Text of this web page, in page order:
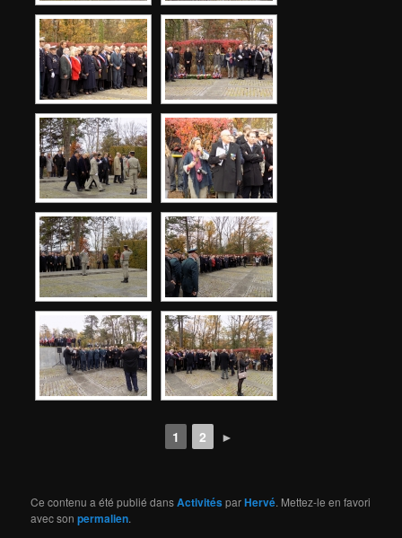
1 2 ►
Ce contenu a été publié dansActivitésparHervé. Mettez-le en favori
avec sonpermalien.